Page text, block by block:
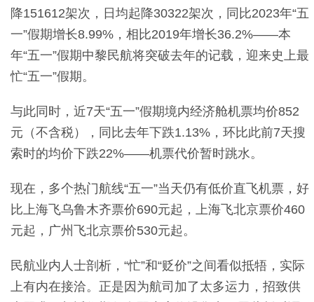
降151612架次，日均起降30322架次，同比2023年“五
一”假期增长8.99%，相比2019年增长36.2%——本
年“五一”假期中黎民航将突破去年的记载，迎来史上最
忙“五一”假期。
与此同时，近7天“五一”假期境内经济舱机票均价852
元（不含税），同比去年下跌1.13%，环比此前7天搜
索时的均价下跌22%——机票代价暂时跳水。
现在，多个热门航线“五一”当天仍有低价直飞机票，好
比上海飞乌鲁木齐票价690元起，上海飞北京票价460
元起，广州飞北京票价530元起。
民航业内人士剖析，“忙”和“贬价”之间看似抵牾，实际
上有内在接洽。正是因为航司加了太多运力，招致供